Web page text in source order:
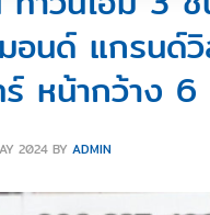
อนด์ แกรนด์
หน้ากว้าง 6
2024 BY ADMIN